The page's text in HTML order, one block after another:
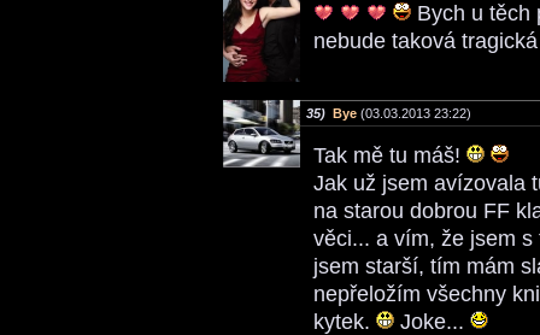
Bych u těch
nebude taková
35) Bye (03.03.2013 23:22)
Tak mě tu máš!
Jak už jsem avízovala
na starou dobrou FF
věci... a vím, že jsem
jsem starší, tím mám
nepřeložím všechny
kytek.
Joke...